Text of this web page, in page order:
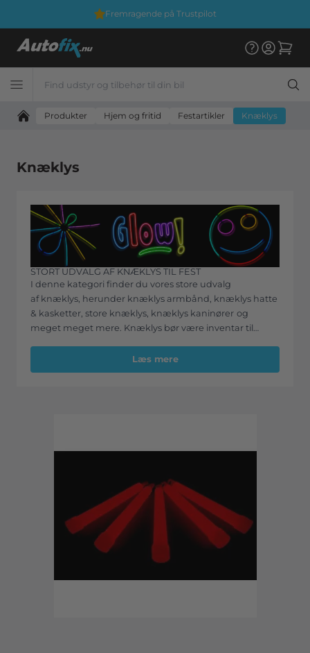
Fremragende på Trustpilot
Produkter Hjem og fritid Festartikler Knæklys
Knæklys
STORT UDVALG AF KNÆKLYS TIL FEST
I denne kategori finder du vores store udvalg
af knæklys, herunder knæklys armbånd, knæklys hatte
& kasketter, store knæklys, knæklys kaninører og
meget meget mere. Knæklys bør være inventar til
fødselsdage, julefrokoster eller andre festlige
lejligheder, så giver knæklys og farvede gadgets festen
Læs mere